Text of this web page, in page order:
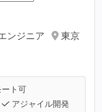
ンジニア
東京
ト可
アジャイル開発